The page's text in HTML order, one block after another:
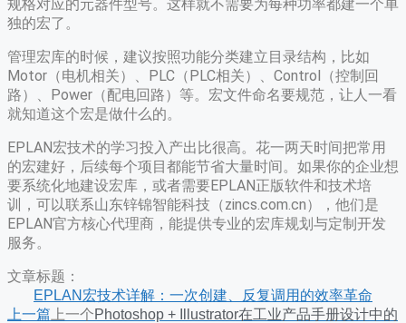
规格对应的元器件型号。这样就不需要为每种功率都建一个单
独的宏了。
管理宏库的时候，建议按照功能分类建立目录结构，比如
Motor（电机相关）、PLC（PLC相关）、Control（控制回
路）、Power（配电回路）等。宏文件命名要规范，让人一看
就知道这个宏是做什么的。
EPLAN宏技术的学习投入产出比很高。花一两天时间把常用
的宏建好，后续每个项目都能节省大量时间。如果你的企业想
要系统化地建设宏库，或者需要EPLAN正版软件和技术培
训，可以联系山东锌锦智能科技（zincs.com.cn），他们是
EPLAN官方核心代理商，能提供专业的宏库规划与定制开发
服务。
文章标题：
EPLAN宏技术详解：一次创建、反复调用的效率革命
上一篇 上一个Photoshop + Illustrator在工业产品手册设计中的